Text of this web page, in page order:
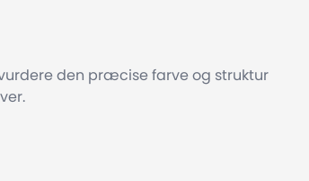
den præcise farve og struktur